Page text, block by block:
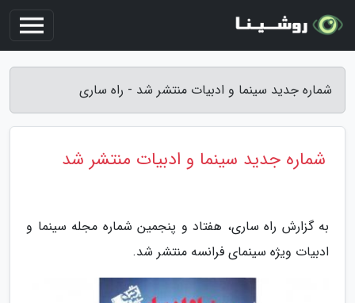
شماره جدید سینما و ادبیات منتشر شد - راه ساری
شماره جدید سینما و ادبیات منتشر شد
به گزارش راه ساری، هفتاد و پنجمین شماره مجله سینما و
ادبیات ویژه سینمای فرانسه منتشر شد.